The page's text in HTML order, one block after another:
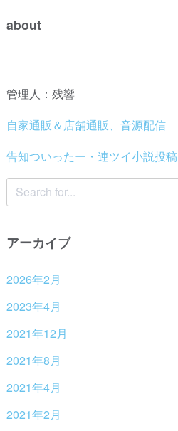
about
管理人：残響
自家通販＆店舗通販、音源配信
告知ついったー・連ツイ小説投稿
アーカイブ
2026年2月
2023年4月
2021年12月
2021年8月
2021年4月
2021年2月